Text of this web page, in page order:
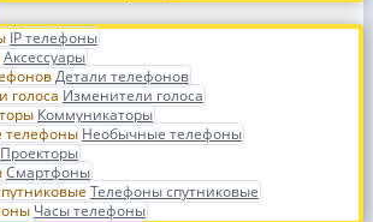
IP телефоны
Аксессуары
Детали телефонов
Изменители голоса
Коммуникаторы
Необычные телефоны
Проекторы
Смартфоны
Телефоны спутниковые
Часы телефоны